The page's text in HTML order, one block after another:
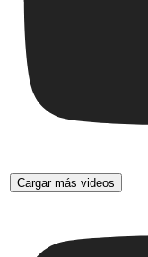
Cargar más videos